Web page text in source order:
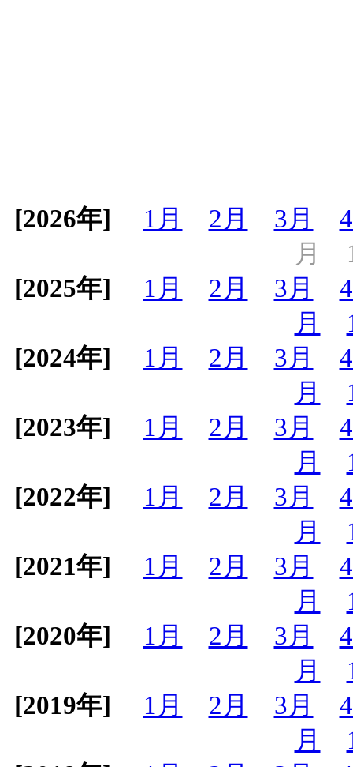
[2026年] 1月 2月 3月
月
[2025年]
1月 2月 3月
月
[2024年]
1月 2月 3月
月
[2023年]
1月 2月 3月
月
[2022年]
1月 2月 3月
月
[2021年]
1月 2月 3月
月
[2020年]
1月 2月 3月
月
[2019年]
1月 2月 3月
月